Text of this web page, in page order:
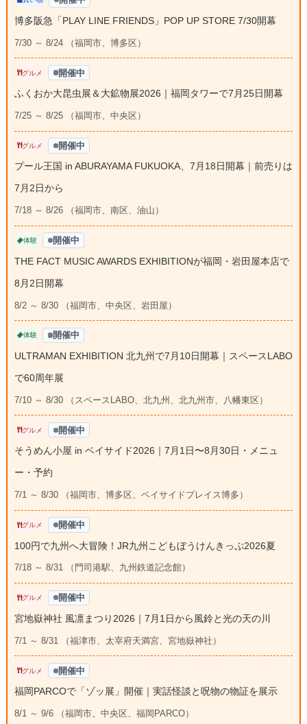
博多阪急「PLAY LINE FRIENDS」POP UP STORE 7/30開幕
7/30 ～ 8/24 （福岡市、博多区）
グルメ 開催中
ふくおか大昆虫展＆大鉱物展2026｜福岡タワーで7月25日開幕
7/25 ～ 8/25 （福岡市、中央区）
グルメ 開催中
プール王国 in ABURAYAMA FUKUOKA、7月18日開幕｜前売りは
7月2日から
7/18 ～ 8/26 （福岡市、南区、油山）
体験 開催中
THE FACT MUSIC AWARDS EXHIBITIONが福岡・岩田屋本店で
8月2日開幕
8/2 ～ 8/30 （福岡市、中央区、岩田屋）
体験 開催中
ULTRAMAN EXHIBITION 北九州で7月10日開幕｜スペースLABO
で60周年展
7/10 ～ 8/30 （スペースLABO、北九州、北九州市、八幡東区）
グルメ 開催中
そうめん小屋 in ベイサイド2026｜7月1日〜8月30日・メニュ
ー・予約
7/1 ～ 8/30 （福岡市、博多区、ベイサイドプレイス博多）
グルメ 開催中
100円で九州へ大冒険！JR九州こどもぼうけんきっぷ2026夏
7/18 ～ 8/31 （門司港駅、九州鉄道記念館）
グルメ 開催中
宮地嶽神社 風凛まつり2026｜7月1日から風鈴と光の天の川
7/1 ～ 8/31 （福津市、太宰府天満宮、宮地嶽神社）
グルメ 開催中
福岡PARCOで「ゾッ展」開催｜実話怪談と呪物の物証を展示
8/1 ～ 9/6 （福岡市、中央区、福岡PARCO）